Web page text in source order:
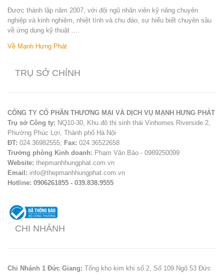
Được thành lập năm 2007, với đội ngũ nhân viên kỹ năng chuyên
nghiệp và kinh nghiệm, nhiệt tình và chu đáo, sự hiểu biết chuyên sâu
về ứng dụng kỹ thuật ....
Về Mạnh Hưng Phát
TRỤ SỞ CHÍNH
CÔNG TY CỔ PHẦN THƯƠNG MẠI VÀ DỊCH VỤ MẠNH HƯNG PHÁT
Trụ sở Công ty: NQ10-30, Khu đô thị sinh thái Vinhomes Riverside 2,
Phường Phúc Lợi, Thành phố Hà Nội
ĐT: 024.36982555; Fax: 024.36522658
Trưởng phòng Kinh doanh: Phạm Văn Bảo - 0989250099
Website: thepmanhhungphat.com.vn
Email: info@thepmanhhungphat.com.vn
Hotline: 0906261855 - 039.838.9555
CHI NHÁNH
Chi Nhánh 1 Đức Giang: Tổng kho kim khí số 2, Số 109 Ngõ 53 Đức